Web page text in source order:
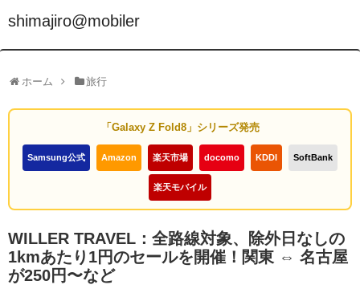
shimajiro@mobiler
ホーム 旅行
「Galaxy Z Fold8」シリーズ発売
Samsung公式 Amazon 楽天市場 docomo KDDI SoftBank
楽天モバイル
WILLER TRAVEL：全路線対象、除外日なしの
1kmあたり1円のセールを開催！関東 ⇔ 名古屋
が250円〜など